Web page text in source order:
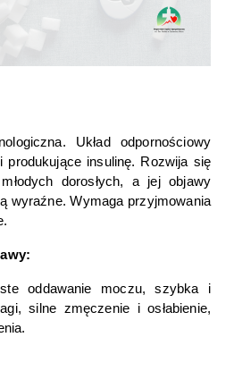
Układ odpornościowy
produkujące insulinę. Rozwija się
dorosłych, a jej objawy
wyraźne. Wymaga przyjmowania
oddawanie moczu, szybka i
silne zmęczenie i osłabienie,